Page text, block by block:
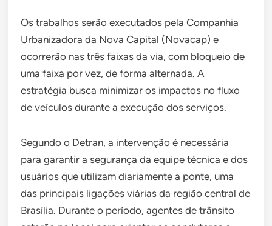
Os trabalhos serão executados pela Companhia
Urbanizadora da Nova Capital (Novacap) e
ocorrerão nas três faixas da via, com bloqueio de
uma faixa por vez, de forma alternada. A
estratégia busca minimizar os impactos no fluxo
de veículos durante a execução dos serviços.
Segundo o Detran, a intervenção é necessária
para garantir a segurança da equipe técnica e dos
usuários que utilizam diariamente a ponte, uma
das principais ligações viárias da região central de
Brasília. Durante o período, agentes de trânsito